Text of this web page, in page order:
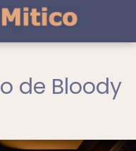
de Bloody